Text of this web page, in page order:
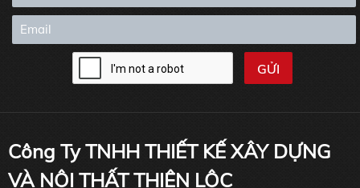
Công Ty TNHH THIẾT KẾ XÂY DỰNG
VÀ NỘI THẤT THIÊN LỘC